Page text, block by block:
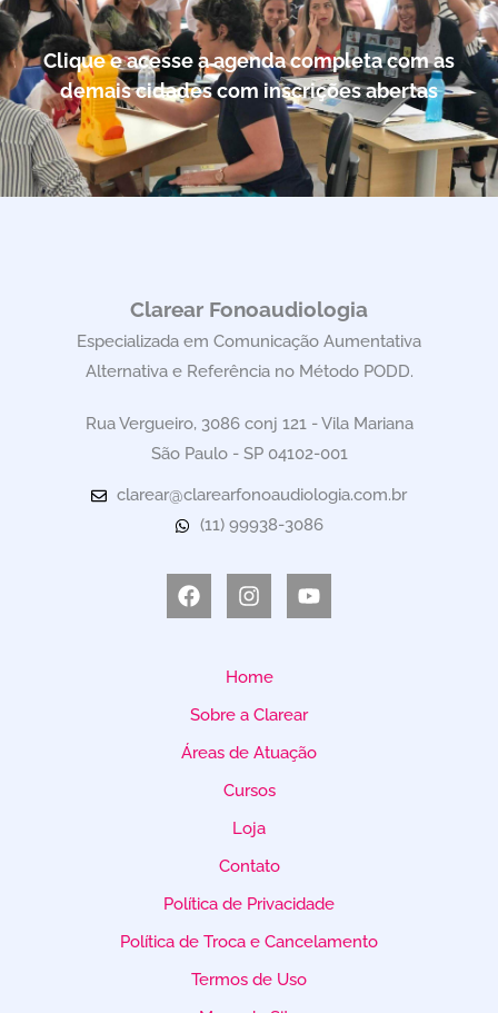
Clique e acesse a agenda completa com as
demais cidades com inscrições abertas
Clarear Fonoaudiologia
Especializada em Comunicação Aumentativa
Alternativa e Referência no Método PODD.
Rua Vergueiro, 3086 conj 121 - Vila Mariana
São Paulo - SP 04102-001
clarear@clarearfonoaudiologia.com.br
(11) 99938-3086
Home
Sobre a Clarear
Áreas de Atuação
Cursos
Loja
Contato
Política de Privacidade
Política de Troca e Cancelamento
Termos de Uso